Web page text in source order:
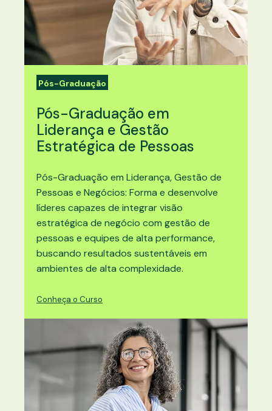
Pós-Graduação
Pós-Graduação em
Liderança e Gestão
Estratégica de Pessoas
Pós-Graduação em Liderança, Gestão de
Pessoas e Negócios: Forma e desenvolve
líderes capazes de integrar visão
estratégica de negócio com gestão de
pessoas e equipes de alta performance,
buscando resultados sustentáveis em
ambientes de alta complexidade.
Conheça o Curso